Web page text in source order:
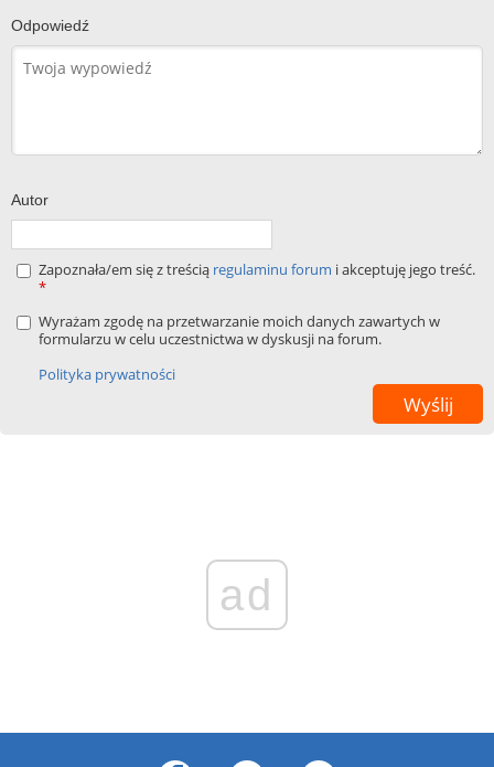
Odpowiedź
Autor
Zapoznała/em się z treścią regulaminu forum i akceptuję jego treść.
*
Wyrażam zgodę na przetwarzanie moich danych zawartych w
formularzu w celu uczestnictwa w dyskusji na forum.
Polityka prywatności
ad